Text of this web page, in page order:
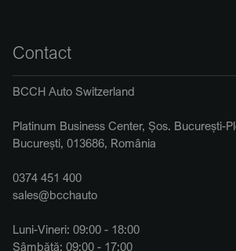
Contact
BCCH Auto Switzerland
Platinum Business Center, Șos. București-
București, 013686, România
0374 451 400
sales@bcchauto
Luni-Vineri: 09:00 - 18:00
Sâmbătă: 09:00 - 17:00